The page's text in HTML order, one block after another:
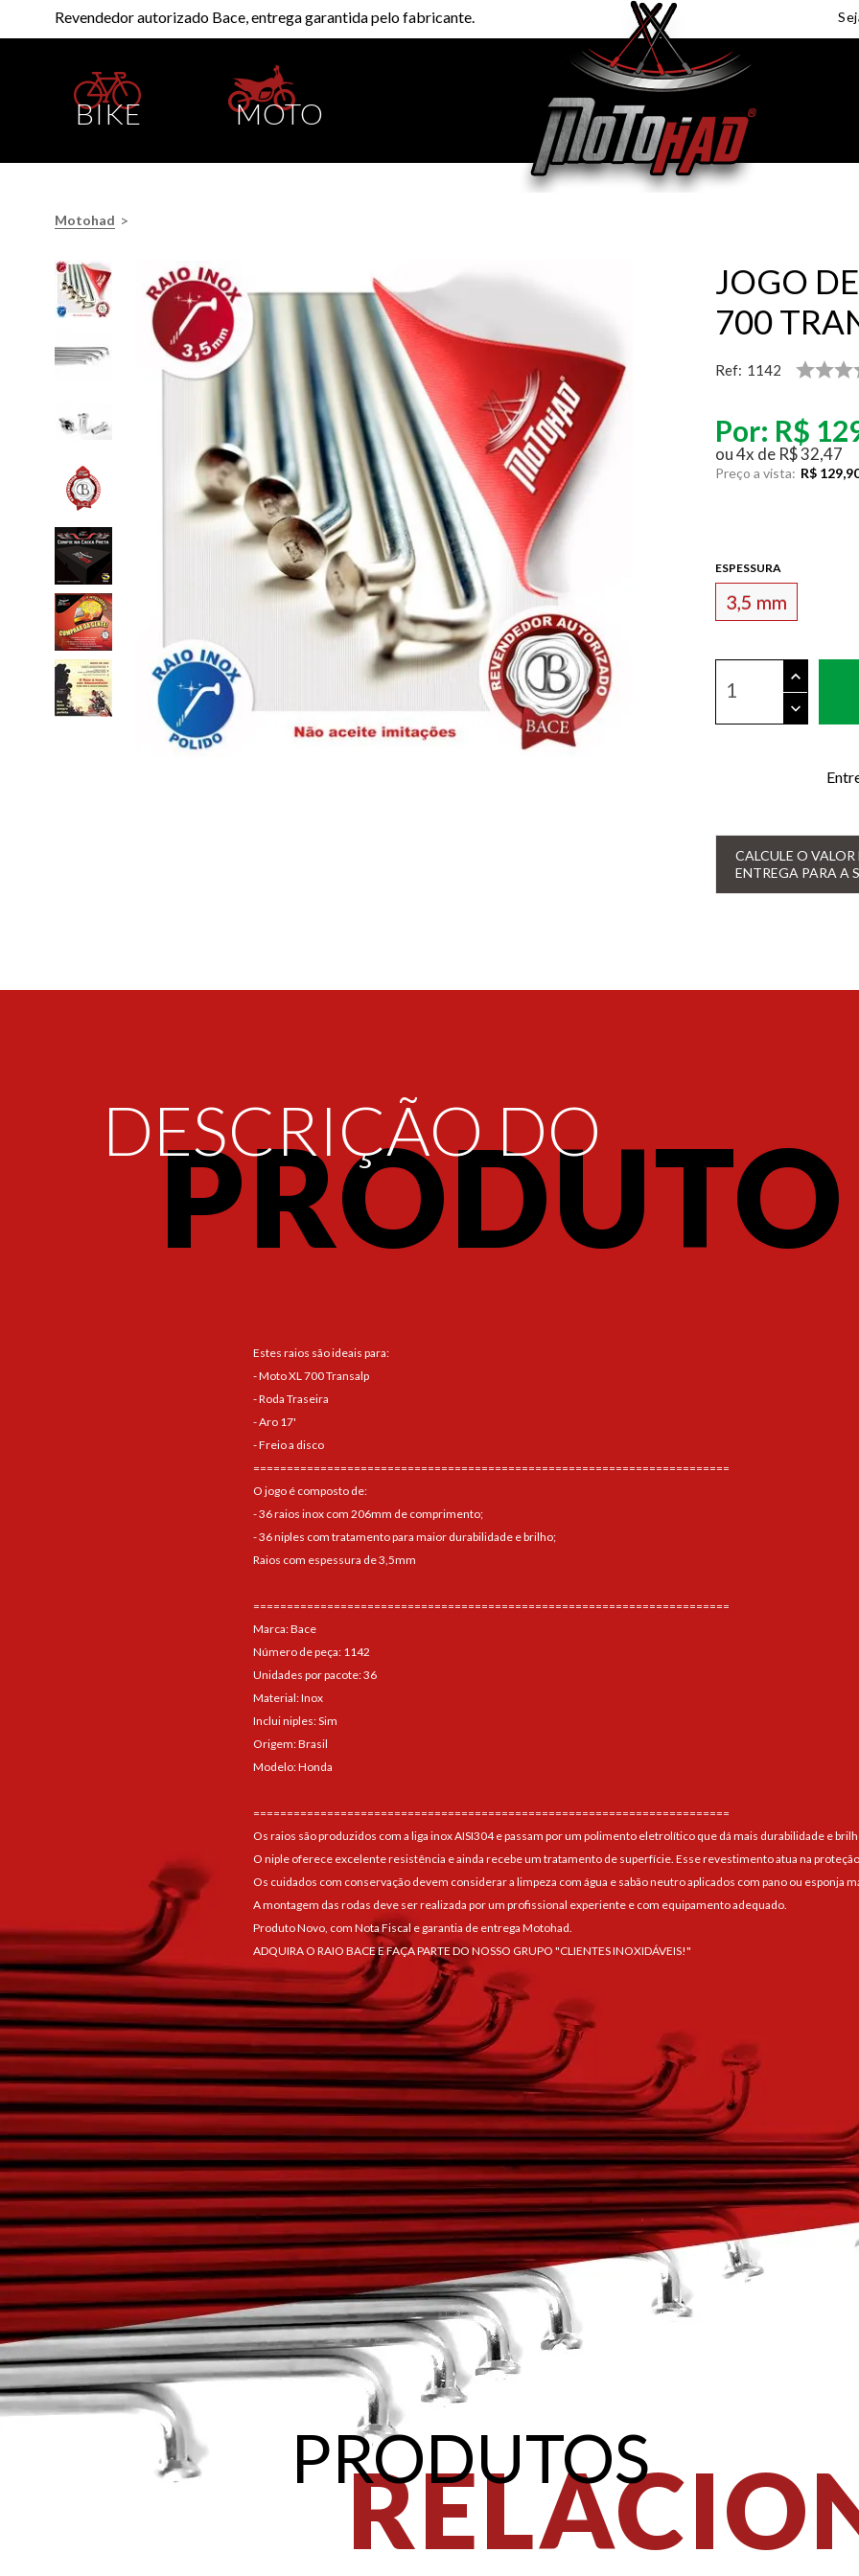
Revendedor autorizado Bace, entrega garantida pelo fabricante.
BIKE MOTO
Motohad >
JOGO
700
Ref: 1142
Por: R$
ou4x de R$ 32,47
Preço a vista: R$
ESPESSURA
3,5 mm
CALCULE O
ENTREGA PARA A
DESCRIÇÃO DO
PRODUTO
Estes raios são ideais para:
- Moto XL 700 Transalp
- Roda Traseira
- Aro 17'
- Freio a disco
=======================================================================
O jogo é composto de:
- 36 raios inox com 206mm de comprimento;
- 36 niples com tratamento para maior durabilidade e brilho;
Raios com espessura de 3,5mm
=======================================================================
Marca: Bace
Número de peça: 1142
Unidades por pacote: 36
Material: Inox
Inclui niples: Sim
Origem: Brasil
Modelo: Honda
=======================================================================
Os raios são produzidos com a liga inox AISI304 e passam por um polimento eletrolítico que dá mais durabilidade e
O niple oferece excelente resistência e ainda recebe um tratamento de superfície. Esse revestimento atua na
Os cuidados com conservação devem considerar a limpeza com água e sabão neutro aplicados com pano ou esponja
A montagem das rodas deve ser realizada por um profissional experiente e com equipamento adequado.
Produto Novo, com Nota Fiscal e garantia de entrega Motohad.
ADQUIRA O RAIO BACE E FAÇA PARTE DO NOSSO GRUPO "CLIENTES INOXIDÁVEIS!"
PRODUTOS